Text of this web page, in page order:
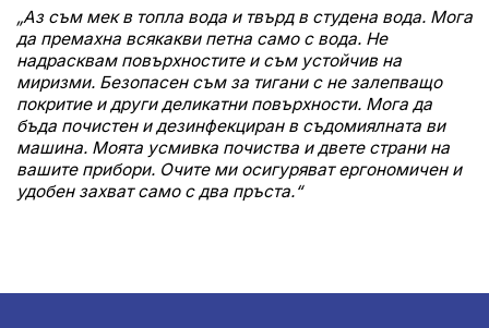
„Аз съм мек в топла вода и твърд в студена вода. Мога
да премахна всякакви петна само с вода. Не
надрасквам повърхностите и съм устойчив на
миризми. Безопасен съм за тигани с не залепващо
покритие и други деликатни повърхности. Мога да
бъда почистен и дезинфекциран в съдомиялната ви
машина. Моята усмивка почиства и двете страни на
вашите прибори. Очите ми осигуряват ергономичен и
удобен захват само с два пръста.“